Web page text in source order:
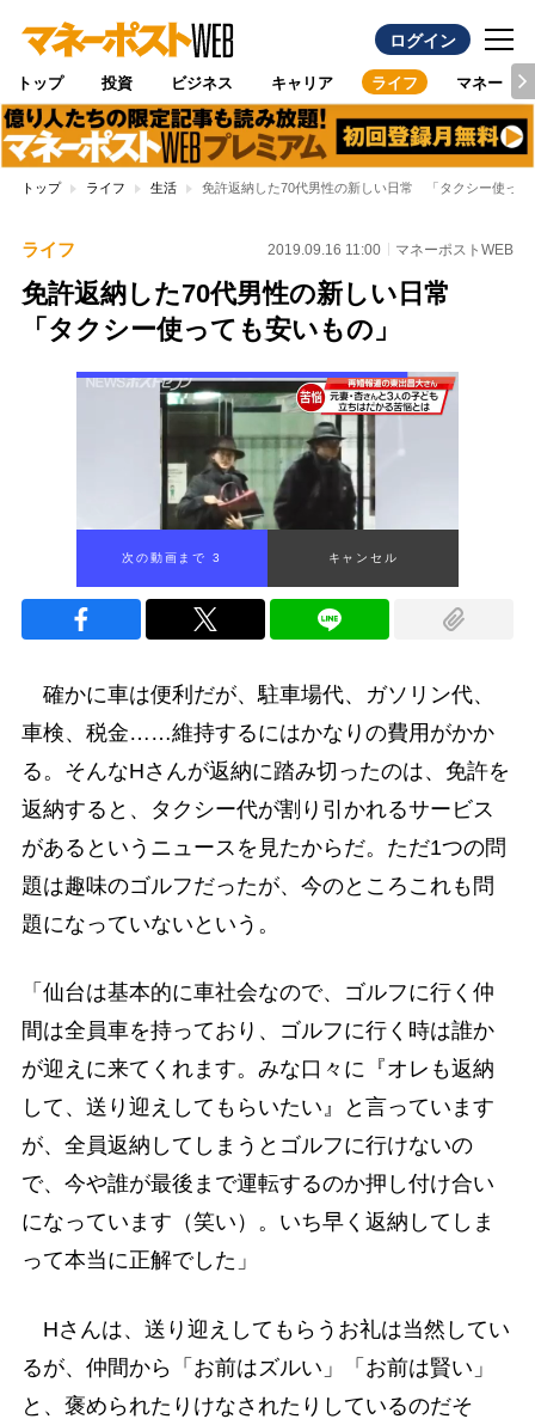
ログイン
トップ 投資 ビジネス キャリア ライフ マネー
トップ ライフ 生活 免許返納した70代男性の新しい日常 「タクシー使って
ライフ 2019.09.16 11:00 マネーポストWEB
免許返納した70代男性の新しい日常
「タクシー使っても安いもの」
次の動画まで 2 キャンセル
確かに車は便利だが、駐車場代、ガソリン代、
車検、税金……維持するにはかなりの費用がかか
る。そんなHさんが返納に踏み切ったのは、免許を
返納すると、タクシー代が割り引かれるサービス
があるというニュースを見たからだ。ただ1つの問
題は趣味のゴルフだったが、今のところこれも問
題になっていないという。
「仙台は基本的に車社会なので、ゴルフに行く仲
間は全員車を持っており、ゴルフに行く時は誰か
が迎えに来てくれます。みな口々に『オレも返納
して、送り迎えしてもらいたい』と言っています
が、全員返納してしまうとゴルフに行けないの
で、今や誰が最後まで運転するのか押し付け合い
になっています（笑い）。いち早く返納してしま
って本当に正解でした」
Hさんは、送り迎えしてもらうお礼は当然してい
るが、仲間から「お前はズルい」「お前は賢い」
と、褒められたりけなされたりしているのだそ